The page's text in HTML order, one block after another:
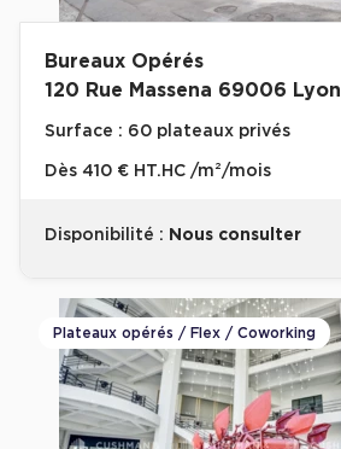
Bureaux Opérés
120 Rue Massena 69006 Lyon
Surface : 60 plateaux privés
Dès 410 € HT.HC /m²/mois
Disponibilité : Nous consulter
Plateaux opérés / Flex / Coworking